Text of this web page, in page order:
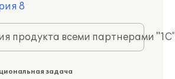
8
продукта всеми партнерами
задача